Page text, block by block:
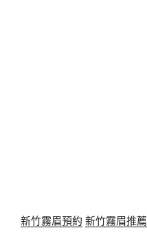
新竹霧眉預約 新竹霧眉推薦